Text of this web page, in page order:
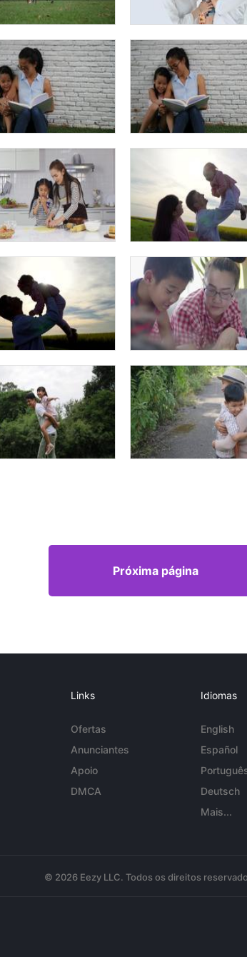
Próxima página
Links
Ofertas
Anunciantes
Apoio
DMCA
Idiomas
English
Español
Deutsch
Mais...
© 2026 Eezy LLC. Todos os direitos